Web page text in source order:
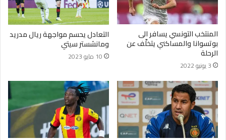
المنتخب التونسي يسافر الى
بوتسوانا والمساكني يتخلّف عن
الرحلة
3 يونيو 2022
التعادل يحسم مواجهة ريال مدريد
ومانشستر سيتي
10 مايو 2023